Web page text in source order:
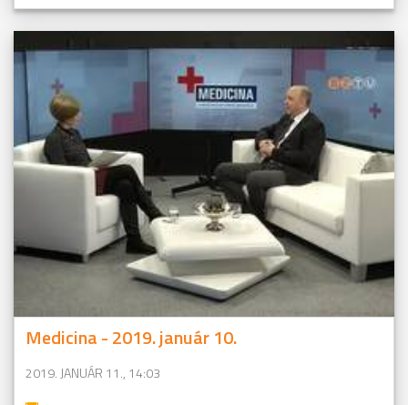
Medicina - 2019. január 10.
2019. JANUÁR 11., 14:03